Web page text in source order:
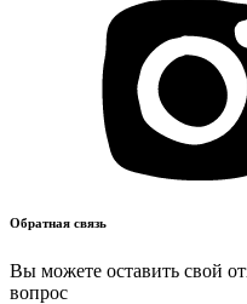
Обратная связь
Вы можете оставить свой
вопрос